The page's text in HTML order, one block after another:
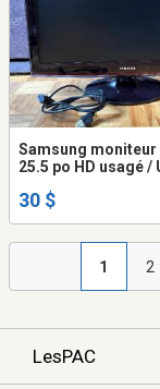
Samsung
25.5 po HD usagé /
30 $
1 2
LesPAC